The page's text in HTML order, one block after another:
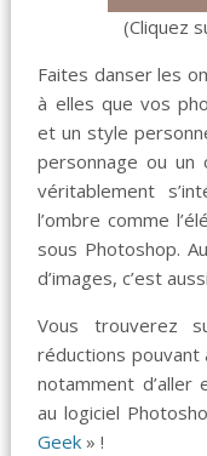
(Cliquez
Faites danser les
à elles que vos
et un style
personnage ou
véritablement
l’ombre comme
sous Photoshop.
d’images, c’est
Vous trouverez
réductions pouvant
notamment d’aller
au logiciel
Geek » !